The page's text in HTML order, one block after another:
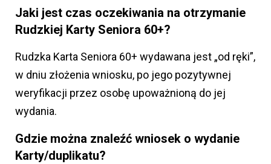
Jaki jest czas oczekiwania na otrzymanie
Rudzkiej Karty Seniora 60+?
Rudzka Karta Seniora 60+ wydawana jest „od ręki”,
w dniu złożenia wniosku, po jego pozytywnej
weryfikacji przez osobę upoważnioną do jej
wydania.
Gdzie można znaleźć wniosek o wydanie
Karty/duplikatu?